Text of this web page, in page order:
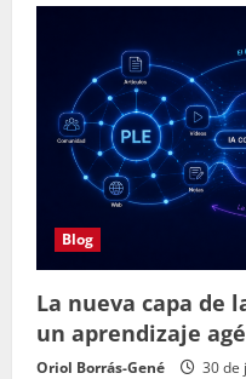
Blog
La nueva capa de
un aprendizaje
Oriol Borrás-Gené 30 de